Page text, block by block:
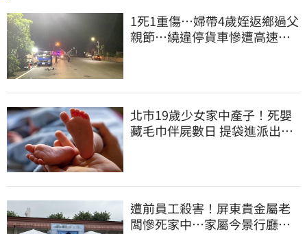
1死1重傷…婦帶4歲姪返鄉過父
親節…繞違停貨車慘遭高速撞
北市19歲少女家中產子！死嬰
藏毛巾伴屍數日 提袋進派出所
遭前員工殺害！屏東貴金屬老
闆慘死家中…家屬今景行廳低